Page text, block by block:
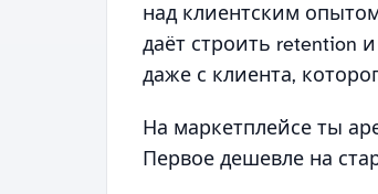
над клиентским
даёт строить retention
даже с клиента,
На маркетплейсе ты
Первое дешевле на